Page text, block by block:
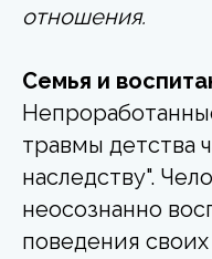
отношения.
Семья и
травмы детства
наследству".
неосознанно
поведения